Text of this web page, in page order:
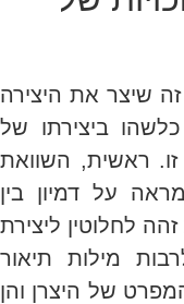
כי הנתבע 2 הוא זה שיצר את היצירה
ביצירתו של
ראשית, השוואת
על דמיון בין
לחלוטין ליצירת
מילות תיאור
של היצרן והן